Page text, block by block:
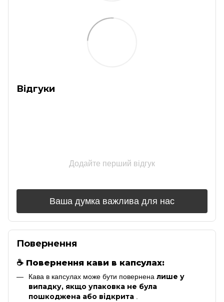
Відгуки
Додайте перший відгук
Ваша думка важлива для нас
Повернення
☕ Повернення кави в капсулах:
Кава в капсулах може бути повернена лише у
випадку, якщо упаковка не була
пошкоджена або відкрита .